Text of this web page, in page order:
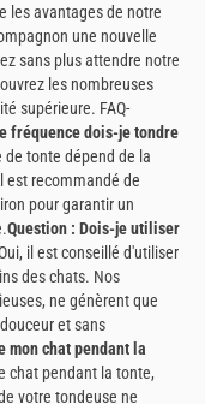
les avantages de notre
une nouvelle
sans plus attendre notre
les nombreuses
supérieure. FAQ-
fréquence dois-je tondre
de tonte dépend de la
est recommandé de
pour garantir un
Question : Dois-je utiliser
il est conseillé d'utiliser
des chats. Nos
ne génèrent que
et sans
mon chat pendant la
chat pendant la tonte,
votre tondeuse ne